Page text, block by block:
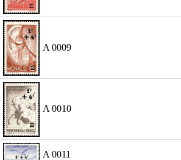
A 0009
A 0010
A 0011